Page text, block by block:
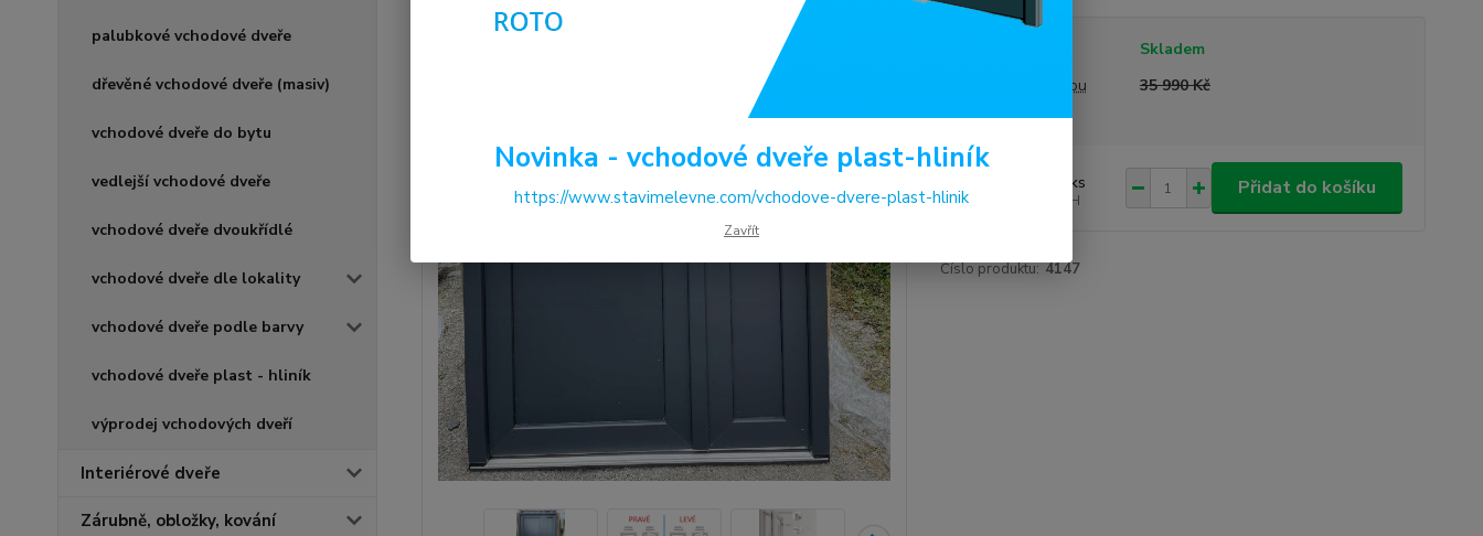
palubkové vchodové dveře
dřevěné vchodové dveře (masiv)
vchodové dveře do bytu
vedlejší vchodové dveře
vchodové dveře dvoukřídlé
vchodové dveře dle lokality
vchodové dveře podle barvy
vchodové dveře plast - hliník
výprodej vchodových dveří
Interiérové dveře
Zárubně, obložky, kování
Skladem
Cena před slevou
35 990 Kč
ks
22 306 Kč bez DPH
Přidat do košíku
Číslo produktu: 4147
Novinka - vchodové dveře plast-hliník
https://www.stavimelevne.com/vchodove-dvere-plast-hlinik
Zavřít